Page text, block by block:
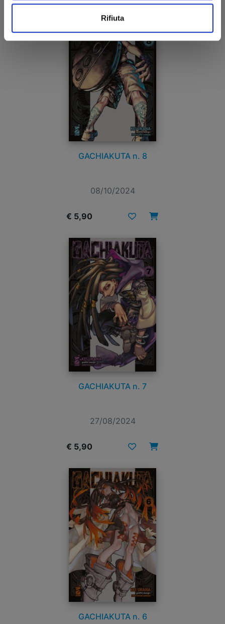
Rifiuta
GACHIAKUTA n. 8
08/10/2024
€ 5,90
GACHIAKUTA n. 7
27/08/2024
€ 5,90
GACHIAKUTA n. 6